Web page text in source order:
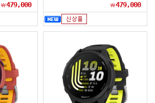
￦479,000 ￦479,000